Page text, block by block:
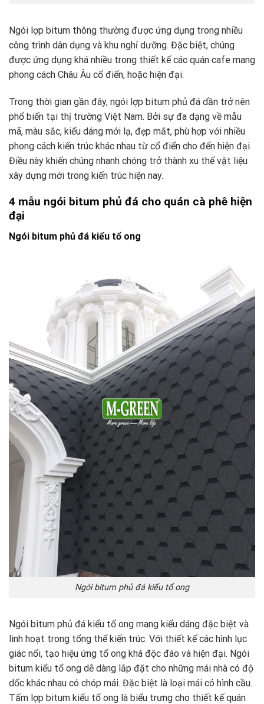
Ngói lợp bitum thông thường được ứng dụng trong nhiều
công trình dân dụng và khu nghỉ dưỡng. Đặc biệt, chúng
được ứng dụng khá nhiều trong thiết kế các quán cafe mang
phong cách Châu Âu cổ điển, hoặc hiện đại.
Trong thời gian gần đây, ngói lợp bitum phủ đá dần trở nên
phổ biến tại thị trường Việt Nam. Bởi sự đa dạng về mẫu
mã, màu sắc, kiểu dáng mới lạ, đẹp mắt, phù hợp với nhiều
phong cách kiến trúc khác nhau từ cổ điển cho đến hiện đại.
Điều này khiến chúng nhanh chóng trở thành xu thế vật liệu
xây dựng mới trong kiến trúc hiện nay.
4 mẫu ngói bitum phủ đá cho quán cà phê hiện
đại
Ngói bitum phủ đá kiểu tổ ong
Ngói bitum phủ đá kiểu tổ ong
Ngói bitum phủ đá kiểu tổ ong mang kiểu dáng đặc biệt và
linh hoạt trong tổng thể kiến trúc. Với thiết kế các hình lục
giác nổi, tạo hiệu ứng tổ ong khá độc đáo và hiện đại. Ngói
bitum kiểu tổ ong dễ dàng lắp đặt cho những mái nhà có độ
dốc khác nhau có chóp mái. Đặc biệt là loại mái có hình cầu.
Tấm lợp bitum kiểu tổ ong là biểu trưng cho thiết kế quán